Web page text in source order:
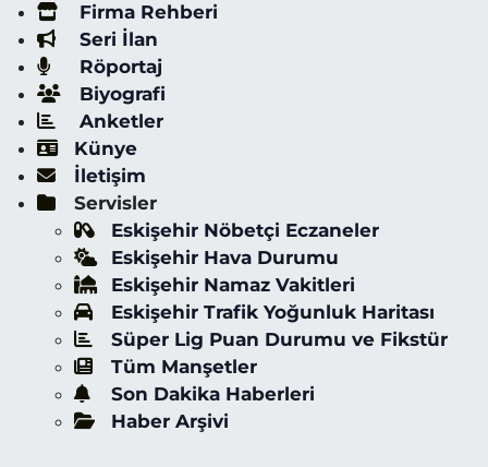
Firma Rehberi
Seri İlan
Röportaj
Biyografi
Anketler
Künye
İletişim
Servisler
Eskişehir Nöbetçi Eczaneler
Eskişehir Hava Durumu
Eskişehir Namaz Vakitleri
Eskişehir Trafik Yoğunluk Haritası
Süper Lig Puan Durumu ve Fikstür
Tüm Manşetler
Son Dakika Haberleri
Haber Arşivi